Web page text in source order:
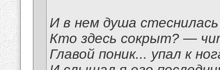
И в нем душа
Кто здесь сокрыт? —
Главой поник... упал к